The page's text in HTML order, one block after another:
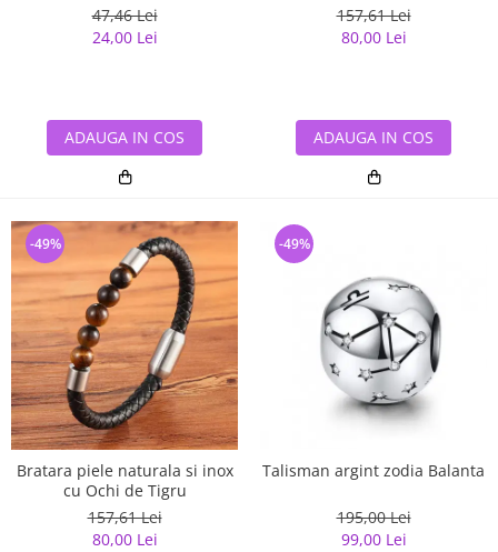
47,46 Lei
24,00 Lei
ADAUGA IN COS
157,61 Lei
80,00 Lei
ADAUGA IN COS
Bratara piele naturala si inox
cu Ochi de Tigru
157,61 Lei
80,00 Lei
-49%
Talisman argint zodia Balanta
195,00 Lei
99,00 Lei
-49%